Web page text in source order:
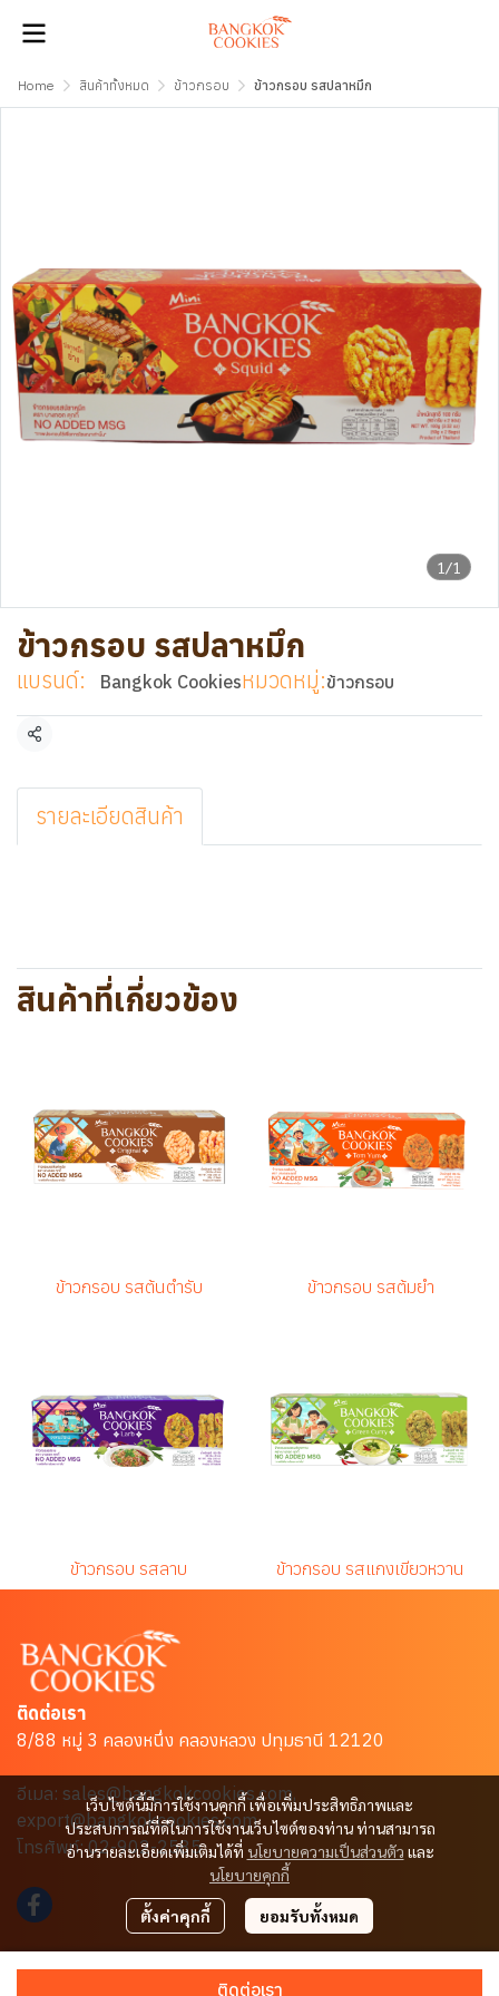
Home สินค้าทั้งหมด ข้าวกรอบ ข้าวกรอบ รสปลาหมึก
1/1
ข้าวกรอบ รสปลาหมึก
แบรนด์: Bangkok Cookiesหมวดหมู่:ข้าวกรอบ
แชร์
รายละเอียดสินค้า
สินค้าที่เกี่ยวข้อง
ข้าวกรอบ รสต้นตำรับ ข้าวกรอบ รสต้มยำ
ข้าวกรอบ รสลาบ ข้าวกรอบ รสแกงเขียวหวาน
ติดต่อเรา
เว็บไซต์นี้มีการใช้งานคุกกี้ เพื่อเพิ่มประสิทธิภาพและ
ประสบการณ์ที่ดีในการใช้งานเว็บไซต์ของท่าน ท่านสามารถ
อ่านรายละเอียดเพิ่มเติมได้ที่ นโยบายความเป็นส่วนตัว และ
นโยบายคุกกี้
ตั้งค่าคุกกี้ ยอมรับทั้งหมด
ติดต่อเรา
8/88 หมู่ 3 คลองหนึ่ง คลองหลวง ปทุมธานี 12120
อีเมล: sales@bangkokcookies.com,
export@bangkokcookies.com
โทรศัพท์: 02-902-2585
Copyright | All Rights Reserved | Powered by MWE